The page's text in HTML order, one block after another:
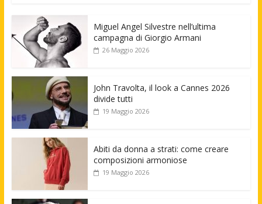
Miguel Angel Silvestre nell’ultima
campagna di Giorgio Armani
26 Maggio 2026
John Travolta, il look a Cannes 2026
divide tutti
19 Maggio 2026
Abiti da donna a strati: come creare
composizioni armoniose
19 Maggio 2026